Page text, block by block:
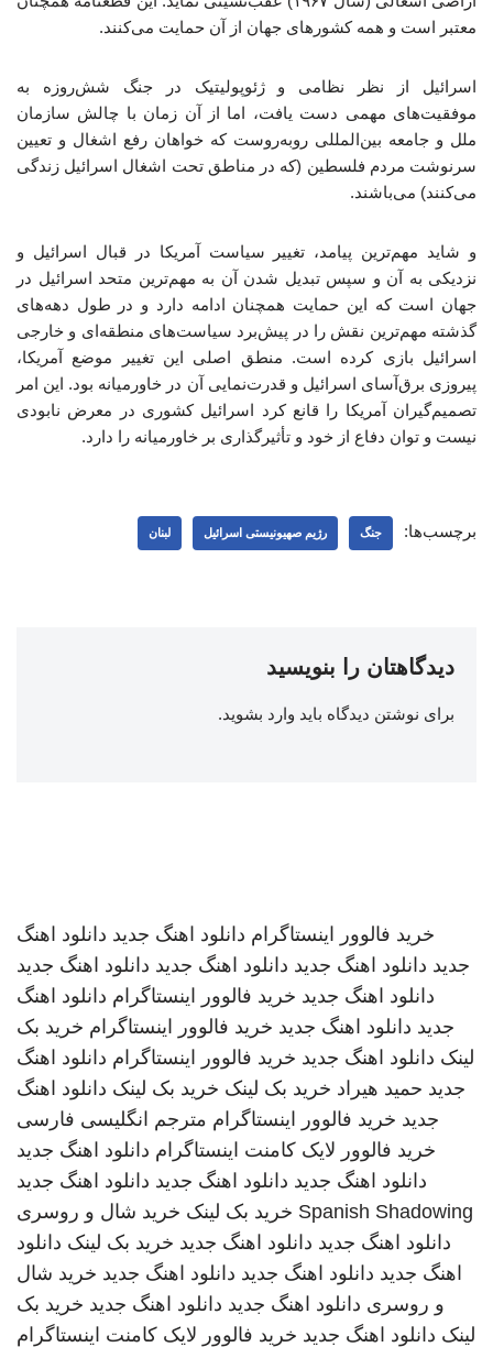
معتبر است و همه کشورهای جهان از آن حمایت می‌کنند.
اسرائیل از نظر نظامی و ژئوپولیتیک در جنگ شش‌روزه به
موفقیت‌های مهمی دست یافت، اما از آن زمان با چالش سازمان
ملل و جامعه بین‌المللی روبه‌روست که خواهان رفع اشغال و تعیین
سرنوشت مردم فلسطین (که در مناطق تحت اشغال اسرائیل زندگی
می‌کنند) می‌باشند.
و شاید مهم‌ترین پیامد، تغییر سیاست آمریکا در قبال اسرائیل و
نزدیکی به آن و سپس تبدیل شدن آن به مهم‌ترین متحد اسرائیل در
جهان است که این حمایت همچنان ادامه دارد و در طول دهه‌های
گذشته مهم‌ترین نقش را در پیش‌برد سیاست‌های منطقه‌ای و خارجی
اسرائیل بازی کرده است. منطق اصلی این تغییر موضع آمریکا،
پیروزی برق‌آسای اسرائیل و قدرت‌نمایی آن در خاورمیانه بود. این امر
تصمیم‌گیران آمریکا را قانع کرد اسرائیل کشوری در معرض نابودی
نیست و توان دفاع از خود و تأثیرگذاری بر خاورمیانه را دارد.
برچسب‌ها: جنگ رژیم صهیونیستی اسرائیل لبنان
دیدگاهتان را بنویسید
برای نوشتن دیدگاه باید وارد بشوید.
خرید فالوور اینستاگرام دانلود اهنگ جدید دانلود اهنگ
جدید دانلود اهنگ جدید دانلود اهنگ جدید دانلود اهنگ جدید
دانلود اهنگ جدید خرید فالوور اینستاگرام دانلود اهنگ
جدید دانلود اهنگ جدید خرید فالوور اینستاگرام خرید بک
لینک دانلود اهنگ جدید خرید فالوور اینستاگرام دانلود اهنگ
جدید حمید هیراد خرید بک لینک خرید بک لینک دانلود اهنگ
جدید خرید فالوور اینستاگرام مترجم انگلیسی فارسی
خرید فالوور لایک کامنت اینستاگرام دانلود اهنگ جدید
دانلود اهنگ جدید دانلود اهنگ جدید دانلود اهنگ جدید
Spanish Shadowing خرید بک لینک خرید شال و روسری
دانلود اهنگ جدید دانلود اهنگ جدید خرید بک لینک دانلود
اهنگ جدید دانلود اهنگ جدید دانلود اهنگ جدید خرید شال
و روسری دانلود اهنگ جدید دانلود اهنگ جدید خرید بک
لینک دانلود اهنگ جدید خرید فالوور لایک کامنت اینستاگرام